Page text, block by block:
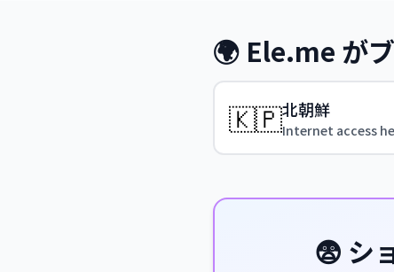
🌍 Ele.me が
🇰🇵北朝鮮
Internet access
😨 シ